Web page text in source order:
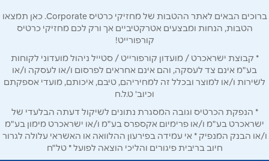
אימייל*
נושא*
אנא חזרו אלי בקשר ל...
הודעה*
ברוכים הבאים לאתר ההטבות של מחזיקי כרטיס Corporate. כאן תמצאו
הטבות, הנחות ומבצעים אטרקטיביים אך ורק לכם מחזיקי כרטיס
קורפורייט!
* קבוצת ישראכרט / מועדון קורפורייט / סטייל ניהול מועדוני לקוחות
בע"מ אינם צד לעסקה, והם אינם אחראים לפרסום ו/או לעסקה ו/או
לשירות ו/או למוצר ובכלל זה למחיריהם, טיבם, איכותם, מועדי אספקתם
וכיוב' ט.ל.ח
* הנפקת הכרטיס וגובה המסגרת נתונים לשיקול דעתה הבלעדי של
ישראכרט בע"מ ו/או פרימיום אקספרס בע"מ ו/או ישראכרט מימון בע"מ
ו/או הבנק המנפיק * אי עמידה בפירעון ההלוואה או האשראי עלולה לגרור
חיוב בריבית פיגורים והליכי הוצאה לפועל * טל"ח